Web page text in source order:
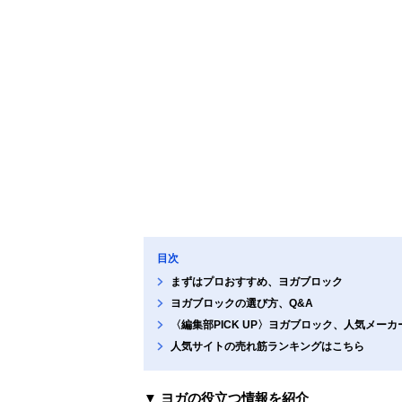
目次
まずはプロおすすめ、ヨガブロック
ヨガブロックの選び方、Q&A
〈編集部PICK UP〉ヨガブロック、人気メーカ
人気サイトの売れ筋ランキングはこちら
▼ ヨガの役立つ情報を紹介